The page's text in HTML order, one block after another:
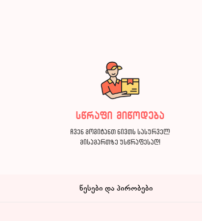
სწრაფი მიწოდება
ჩვენ მოგიტანთ ნივთს სასურველ
მისამართზე უსწრაფესად!
წესები და პირობები